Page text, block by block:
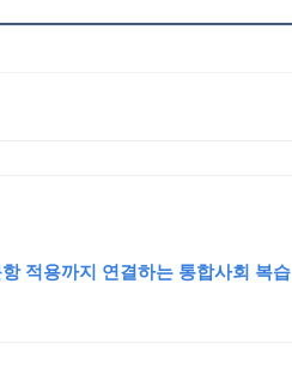
적용까지 연결하는 통합사회 복습